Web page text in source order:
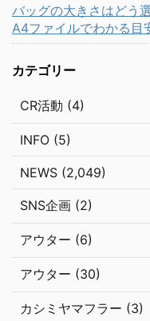
バッグの大きさはどう
A4ファイルでわかる目
カテゴリー
CR活動 (4)
INFO (5)
NEWS (2,049)
SNS企画 (2)
アウター (6)
アウター (30)
カシミヤマフラー (3)